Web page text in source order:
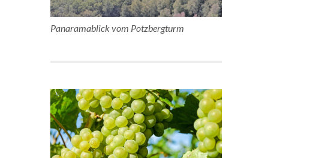
Panaramablick vom Potzbergturm